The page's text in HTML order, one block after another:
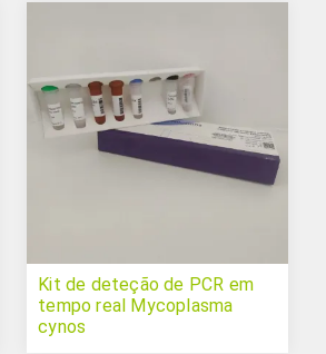
Kit de deteção de PCR em
tempo real Mycoplasma
cynos